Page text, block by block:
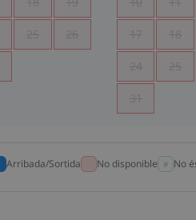
25 26 17 18
24 25
31
Arribada/Sortida No disponible No